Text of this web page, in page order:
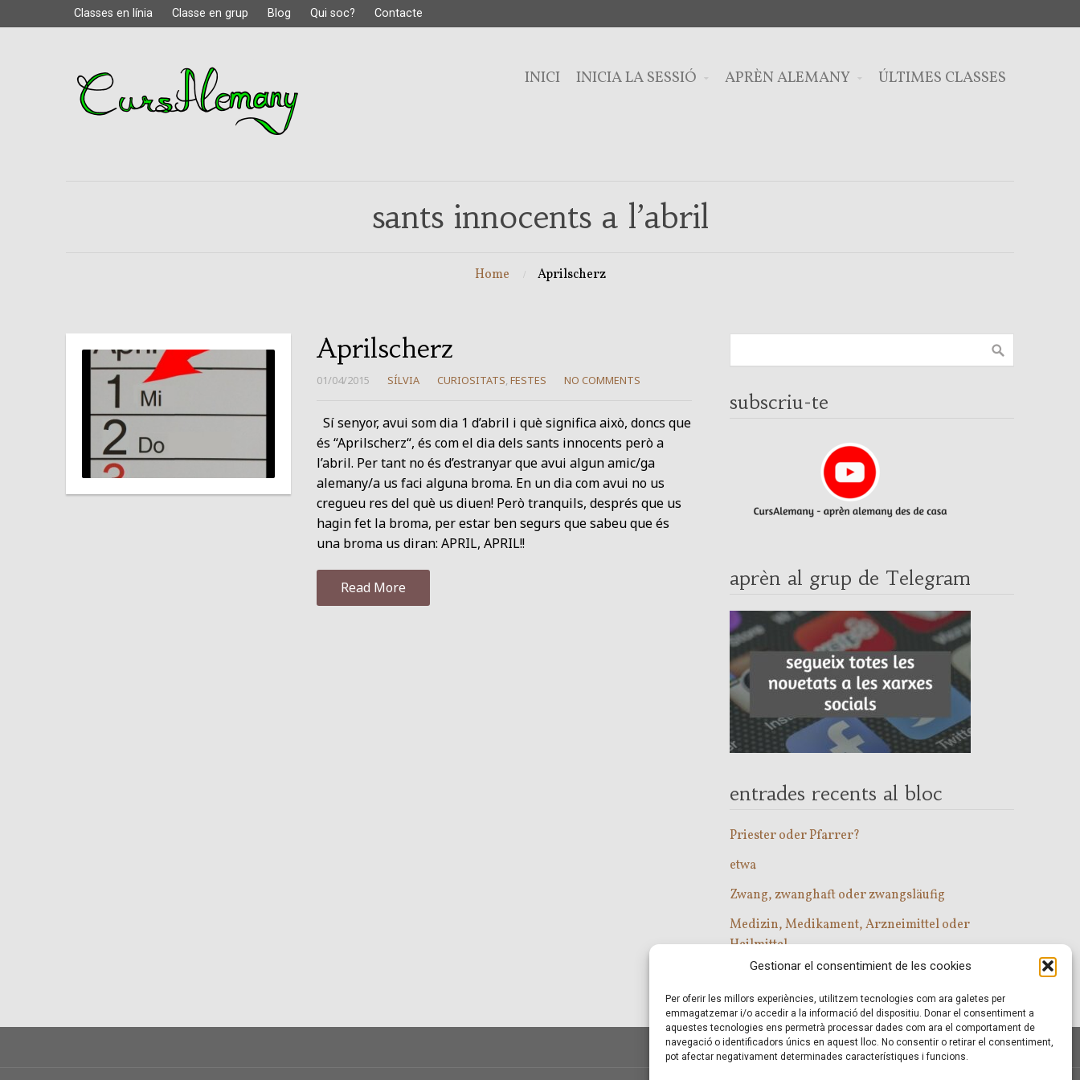
Gestionar el consentimient de les cookies
Per oferir les millors experiències, utilitzem tecnologies com ara galetes per
emmagatzemar i/o accedir a la informació del dispositiu. Donar el consentiment a
aquestes tecnologies ens permetrà processar dades com ara el comportament de
navegació o identificadors únics en aquest lloc. No consentir o retirar el consentiment,
pot afectar negativament determinades característiques i funcions.
Classes en línia Classe en grup Blog Qui soc? Contacte
INICI INICIA LA SESSIÓ APRÈN ALEMANY ÚLTIMES CLASSES
sants innocents a l’abril
Home Aprilscherz
Aprilscherz
01/04/2015 SÍLVIA CURIOSITATS, FESTES NO COMMENTS
Sí senyor, avui som dia 1 d’abril i què significa això, doncs que
és “Aprilscherz“, és com el dia dels sants innocents però a
l’abril. Per tant no és d’estranyar que avui algun amic/ga
alemany/a us faci alguna broma. En un dia com avui no us
cregueu res del què us diuen! Però tranquils, després que us
hagin fet la broma, per estar ben segurs que sabeu que és
una broma us diran: APRIL, APRIL!!
Read More
subscriu-te
aprèn al grup de Telegram
entrades recents al bloc
Priester oder Pfarrer?
etwa
Zwang, zwanghaft oder zwangsläufig
Medizin, Medikament, Arzneimittel oder
Heilmittel
Com entrar a les classes d’alemany?